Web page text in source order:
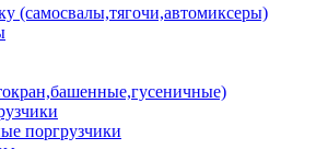
(самосвалы,тягочи,автомиксеры)
поргрузчики